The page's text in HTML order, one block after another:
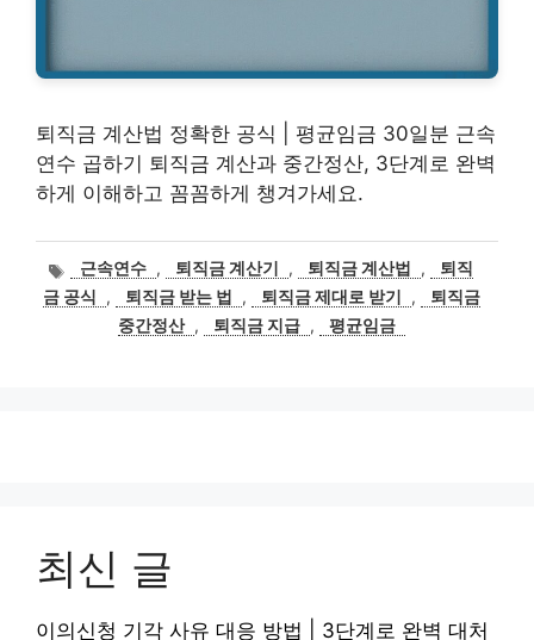
퇴직금 계산법 정확한 공식 | 평균임금 30일분 근속
연수 곱하기 퇴직금 계산과 중간정산, 3단계로 완벽
하게 이해하고 꼼꼼하게 챙겨가세요.
태
그
근속연수 , 퇴직금 계산기 , 퇴직금 계산법 ,
퇴직
금 공식
, 퇴직금 받는 법 , 퇴직금 제대로 받기 ,
퇴직금
중간정산 , 퇴직금 지급 , 평균임금
최신 글
이의신청 기각 사유 대응 방법 | 3단계로 완벽 대처